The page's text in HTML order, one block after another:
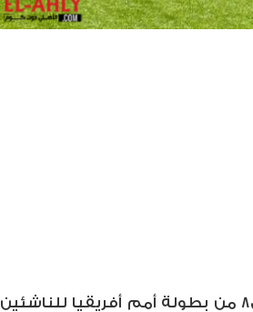
صعد منتخب مصر للناشئين لدور ال8 من بطولة أمم أفريقيا للناشئين